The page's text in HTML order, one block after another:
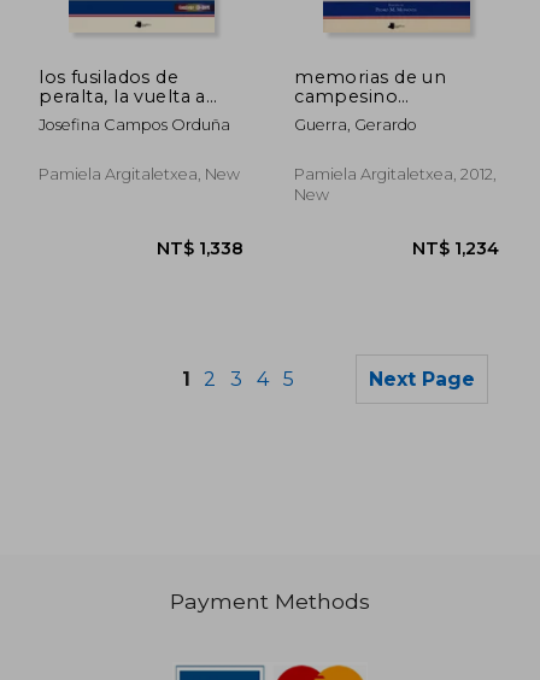
los fusilados de
peralta, la vuelta a
casa (1936-1978) (in
Spanish)
Josefina Campos Orduña
Pamiela Argitaletxea, New
memorias de un
campesino
republicano (in
Spanish)
Guerra, Gerardo
Pamiela Argitaletxea, 2012,
New
1 2 3 4 5 Next Page
Payment Methods